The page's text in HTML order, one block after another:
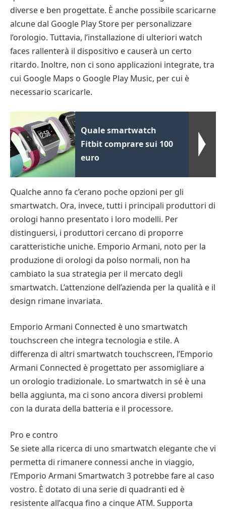
diverse e ben progettate. È anche possibile scaricarne
alcune dal Google Play Store per personalizzare
l’orologio. Tuttavia, l’installazione di ulteriori watch
faces rallenterà il dispositivo e causerà un certo
ritardo. Inoltre, non ci sono applicazioni integrate, tra
cui Google Maps o Google Play Music, per cui è
necessario scaricarle.
Quale smartwatch
Fitbit comprare sui 100
euro
Qualche anno fa c’erano poche opzioni per gli
smartwatch. Ora, invece, tutti i principali produttori di
orologi hanno presentato i loro modelli. Per
distinguersi, i produttori cercano di proporre
caratteristiche uniche. Emporio Armani, noto per la
produzione di orologi da polso normali, non ha
cambiato la sua strategia per il mercato degli
smartwatch. L’attenzione dell’azienda per la qualità e il
design rimane invariata.
Emporio Armani Connected è uno smartwatch
touchscreen che integra tecnologia e stile. A
differenza di altri smartwatch touchscreen, l’Emporio
Armani Connected è progettato per assomigliare a
un orologio tradizionale. Lo smartwatch in sé è una
bella aggiunta, ma ci sono ancora diversi problemi
con la durata della batteria e il processore.
Pro e contro
Se siete alla ricerca di uno smartwatch elegante che vi
permetta di rimanere connessi anche in viaggio,
l’Emporio Armani Smartwatch 3 potrebbe fare al caso
vostro. È dotato di una serie di quadranti ed è
resistente all’acqua fino a cinque ATM. Supporta